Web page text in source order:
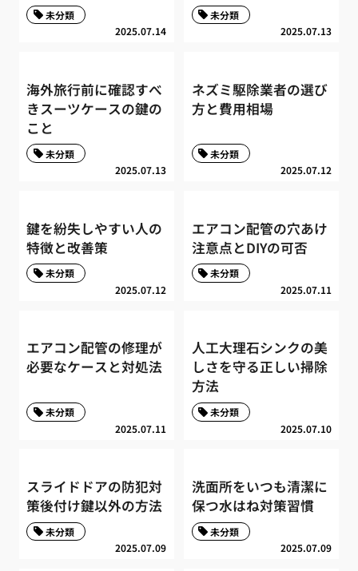
2025.07.14
未分類
2025.07.13
未分類
海外旅行前に確認すべ
きスーツケースの鍵の
こと
2025.07.13
未分類
ネズミ駆除業者の選び
方と費用相場
2025.07.12
未分類
鍵を紛失しやすい人の
特徴と改善策
2025.07.12
未分類
エアコン配管の穴あけ
注意点とDIYの可否
2025.07.11
未分類
エアコン配管の修理が
必要なケースと対処法
2025.07.11
未分類
人工大理石シンクの美
しさを守る正しい掃除
方法
2025.07.10
未分類
スライドドアの防犯対
策後付け鍵以外の方法
2025.07.09
未分類
洗面所をいつも清潔に
保つ水はね対策習慣
2025.07.09
未分類